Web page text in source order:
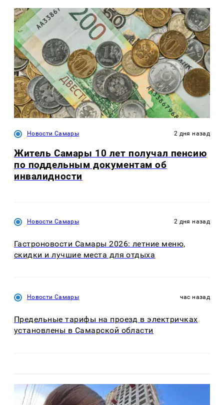
Новости Самары 2 дня назад
Житель Самары 10 лет получал пенсию
по поддельным документам об
инвалидности
Новости Самары 2 дня назад
Гастроновости Самары 2026: летние меню,
скидки и лучшие места для отдыха
Новости Самары час назад
Предельные тарифы на проезд в электричках
установлены в Самарской области